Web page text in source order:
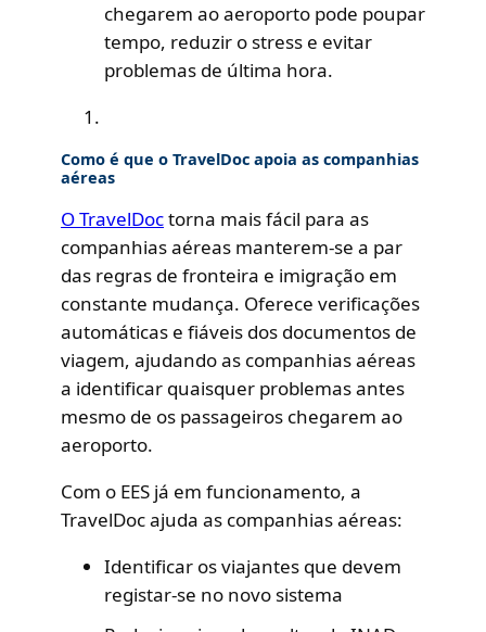
chegarem ao aeroporto pode poupar
tempo, reduzir o stress e evitar
problemas de última hora.
Como é que o TravelDoc apoia as companhias
aéreas
O TravelDoctorna mais fácil para as
companhias aéreas manterem-se a par
das regras de fronteira e imigração em
constante mudança. Oferece verificações
automáticas e fiáveis dos documentos de
viagem, ajudando as companhias aéreas
a identificar quaisquer problemas antes
mesmo de os passageiros chegarem ao
aeroporto.
Com o EES já em funcionamento, a
TravelDoc ajuda as companhias aéreas:
Identificar os viajantes que devem
registar-se no novo sistema